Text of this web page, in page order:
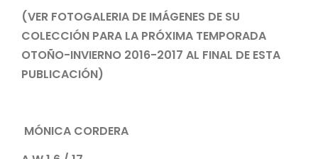
(VER FOTOGALERIA DE IMÁGENES DE SU
COLECCIÓN PARA LA PRÓXIMA TEMPORADA
OTOÑO-INVIERNO 2016-2017 AL FINAL DE ESTA
PUBLICACIÓN)
MÓNICA CORDERA